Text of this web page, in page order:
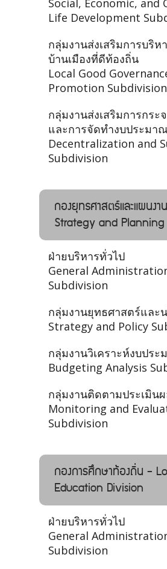
Social, Economic, and
Life Development
กลุ่มงานส่งเสริมการบริห
บ้านเมืองที่ดีท้องถิ่น
Local Good
Promotion Subdivision
กลุ่มงานส่งเสริมการกระ
และการจัดทำงบประมา
Decentralization and
Subdivision
กองยุทธศาสตร์และแผนง
Strategy and
ฝ่ายบริหารทั่วไป
General
Subdivision
กลุ่มงานยุทธศาสตร์และ
Strategy and Policy
กลุ่มงานวิเคราะห์งบประ
Budgeting Analysis
กลุ่มงานติดตามประเมิน
Monitoring and
Subdivision
กองการศึกษาท้องถิ่น -
Education Division
ฝ่ายบริหารทั่วไป
General
Subdivision